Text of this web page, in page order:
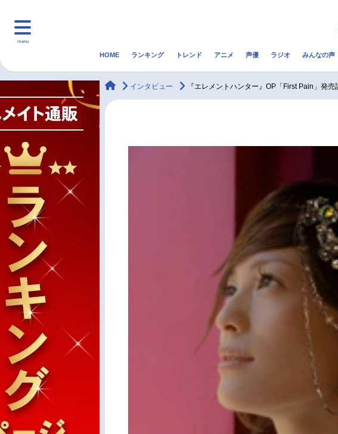
menu
マンガ・ラノベ
HOME ランキング トレンド アニメ 声優 ラジオ みんなの声
animateTimes
インタビュー 『エレメントハンター』OP「First Pain」発売